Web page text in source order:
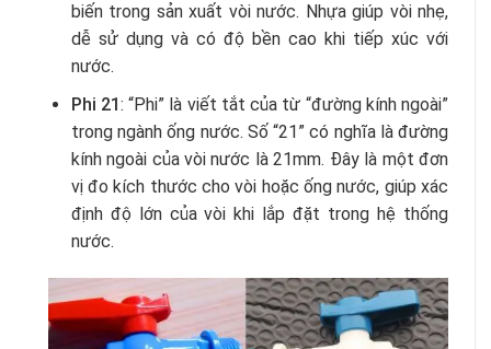
biến trong sản xuất vòi nước. Nhựa giúp vòi nhẹ,
dễ sử dụng và có độ bền cao khi tiếp xúc với
nước.
Phi 21: “Phi” là viết tắt của từ “đường kính ngoài”
trong ngành ống nước. Số “21” có nghĩa là đường
kính ngoài của vòi nước là 21mm. Đây là một đơn
vị đo kích thước cho vòi hoặc ống nước, giúp xác
định độ lớn của vòi khi lắp đặt trong hệ thống
nước.